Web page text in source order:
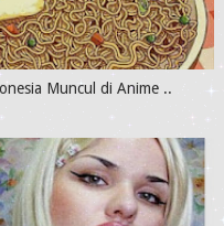
Muncul di Anime ..